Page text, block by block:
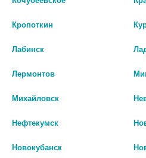
РЕКТ. /АЛИУМ/ 2479
Кропоткин
Лабинск
Лермонтов
Михайловск
Нефтекумск
Новокубанск